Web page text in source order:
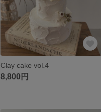
Clay cake vol.4
8,800円